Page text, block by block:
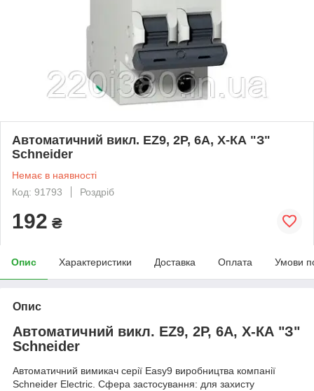
Автоматичний викл. EZ9, 2Р, 6А, Х-КА "З"
Schneider
Немає в наявності
Код: 91793
Роздріб
192 ₴
Опис Характеристики Доставка Оплата Умови
Опис
Автоматичний викл. EZ9, 2Р, 6А, Х-КА "З"
Schneider
Автоматичний вимикач серії Easy9 виробництва компанії
Schneider Electric. Сфера застосування: для захисту